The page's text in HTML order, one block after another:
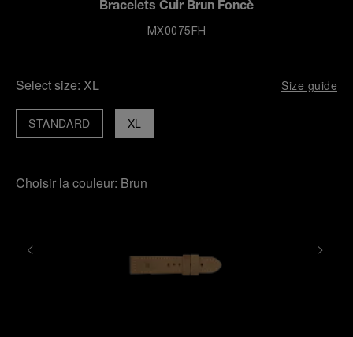
Bracelets Cuir Brun Foncè
MX0075FH
Select size: XL Size guide
XL
STANDARD
Choisir la couleur: Brun